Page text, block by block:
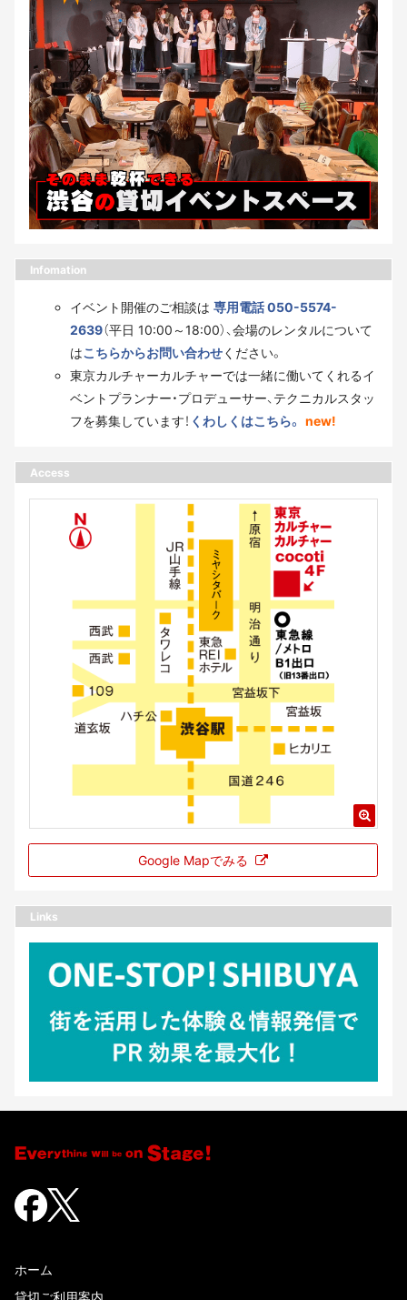
Infomation
イベント開催のご相談は 専用電話 050-5574-
2639（平日 10:00～18:00）、会場のレンタルについて
はこちらからお問い合わせください。
東京カルチャーカルチャーでは一緒に働いてくれるイ
ベントプランナー・プロデューサー、テクニカルスタッ
フを募集しています！ くわしくはこちら。 new!
Access
Google Mapでみる
Links
ホーム